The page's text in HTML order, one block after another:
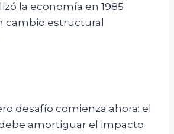
la economía en 1985
cambio estructural
desafío comienza ahora: el
amortiguar el impacto